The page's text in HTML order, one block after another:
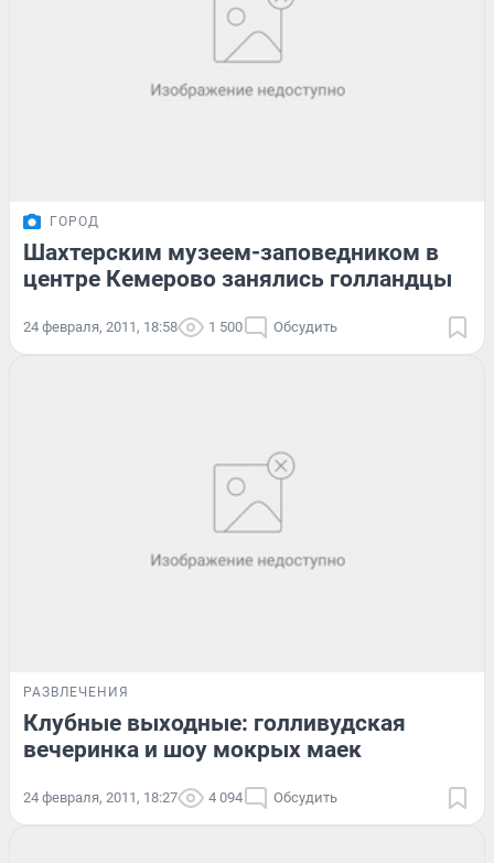
ГОРОД
Шахтерским музеем-заповедником в
центре Кемерово занялись голландцы
24 февраля, 2011, 18:58 1 500 Обсудить
РАЗВЛЕЧЕНИЯ
Клубные выходные: голливудская
вечеринка и шоу мокрых маек
24 февраля, 2011, 18:27 4 094 Обсудить